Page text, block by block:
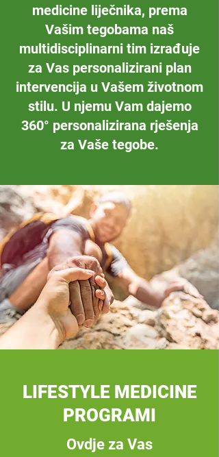
medicine liječnika, prema
Vašim tegobama naš
multidisciplinarni tim izrađuje
za Vas personalizirani plan
intervencija u Vašem životnom
stilu. U njemu Vam dajemo
360° personalizirana rješenja
za Vaše tegobe.
LIFESTYLE MEDICINE
PROGRAMI
Ovdje za Vas